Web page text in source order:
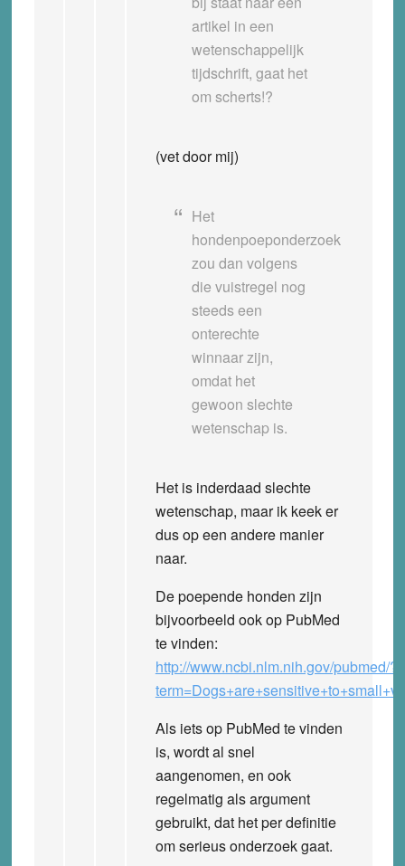
artikel in een
wetenschappelijk
tijdschrift, gaat het
om scherts!?
(vet door mij)
Het
hondenpoeponderzoek
zou dan volgens
die vuistregel nog
steeds een
onterechte
winnaar zijn,
omdat het
gewoon slechte
wetenschap is.
Het is inderdaad slechte
wetenschap, maar ik keek er
dus op een andere manier
naar.
De poepende honden zijn
bijvoorbeeld ook op PubMed
te vinden:
http://www.ncbi.nlm.nih.gov/pubmed/?
Als iets op PubMed te vinden
is, wordt al snel
aangenomen, en ook
regelmatig als argument
gebruikt, dat het per definitie
om serieus onderzoek gaat.